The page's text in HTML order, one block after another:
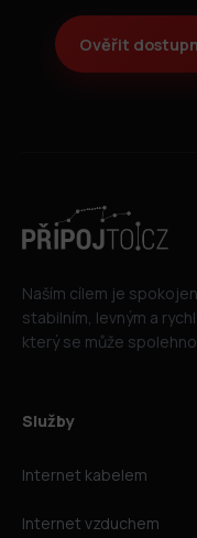
Ověřit
Naším cílem je
stabilním, levným a
který se může
Služby
Internet kabelem
Internet vzduchem